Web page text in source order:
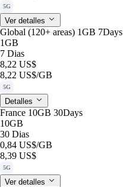
5G
Ver detalles
Global (120+ areas) 1GB 7Days
1GB
7 Dias
8,22 US$
8,22 US$/GB
5G
Detalles
France 10GB 30Days
10GB
30 Dias
0,84 US$/GB
8,39 US$
5G
Ver detalles